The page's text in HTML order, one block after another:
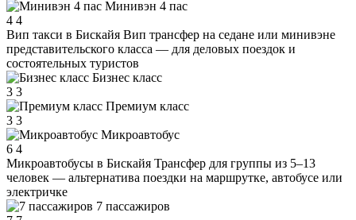
Минивэн 4 пас
4 4
Вип такси в Бискайя Вип трансфер на седане или минивэне
представительского класса — для деловых поездок и
состоятельных туристов
Бизнес класс
3 3
Премиум класс
3 3
Микроавтобус
6 4
Микроавтобусы в Бискайя Трансфер для группы из 5–13
человек — альтернатива поездки на маршрутке, автобусе или
электричке
7 пассажиров